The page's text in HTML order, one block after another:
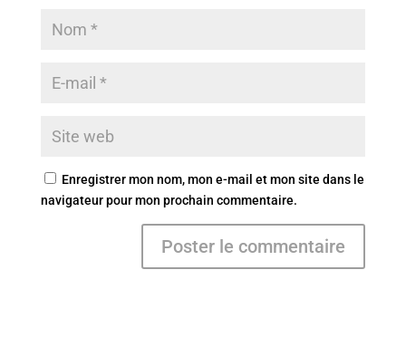
Enregistrer mon nom, mon e-mail et mon site dans le
navigateur pour mon prochain commentaire.